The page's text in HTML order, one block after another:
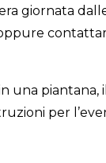
giornata
una
per